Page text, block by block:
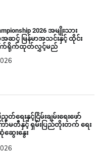
2026 အမျိုးသား
ဆင့် မြန်မာအသင်းနှင့် ထိုင်း
က်ရိုက်ထုတ်လွှင့်မည်
ရေးနှင့်ငြိမ်းချမ်းရေးဖော်
ာ်မတီနှင့် ရှမ်းပြည်တိုးတက် ရေး
ေးနွေး